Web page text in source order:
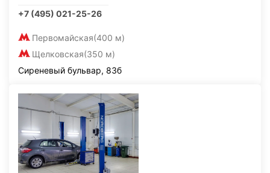
+7 (495) 021-25-26
Первомайская(400 м)
Щелковская(350 м)
Сиреневый бульвар, 83б